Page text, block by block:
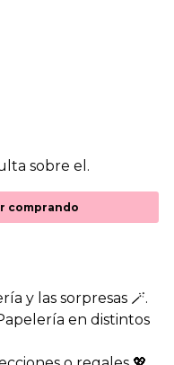
sobre el.
comprando
y las sorpresas 🪄.
en distintos